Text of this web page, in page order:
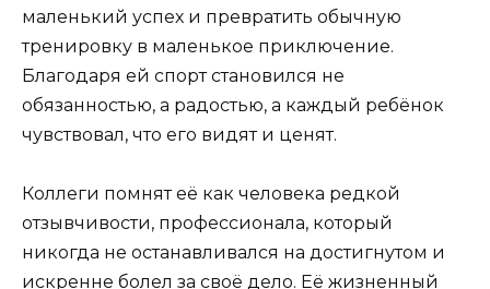
маленький успех и превратить обычную
тренировку в маленькое приключение.
Благодаря ей спорт становился не
обязанностью, а радостью, а каждый ребёнок
чувствовал, что его видят и ценят.
Коллеги помнят её как человека редкой
отзывчивости, профессионала, который
никогда не останавливался на достигнутом и
искренне болел за своё дело. Её жизненный